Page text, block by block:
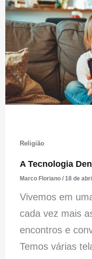
Religião
A Tecnologia
Marco Floriano / 18 de
Vivemos em
cada vez mais
encontros e
Temos várias